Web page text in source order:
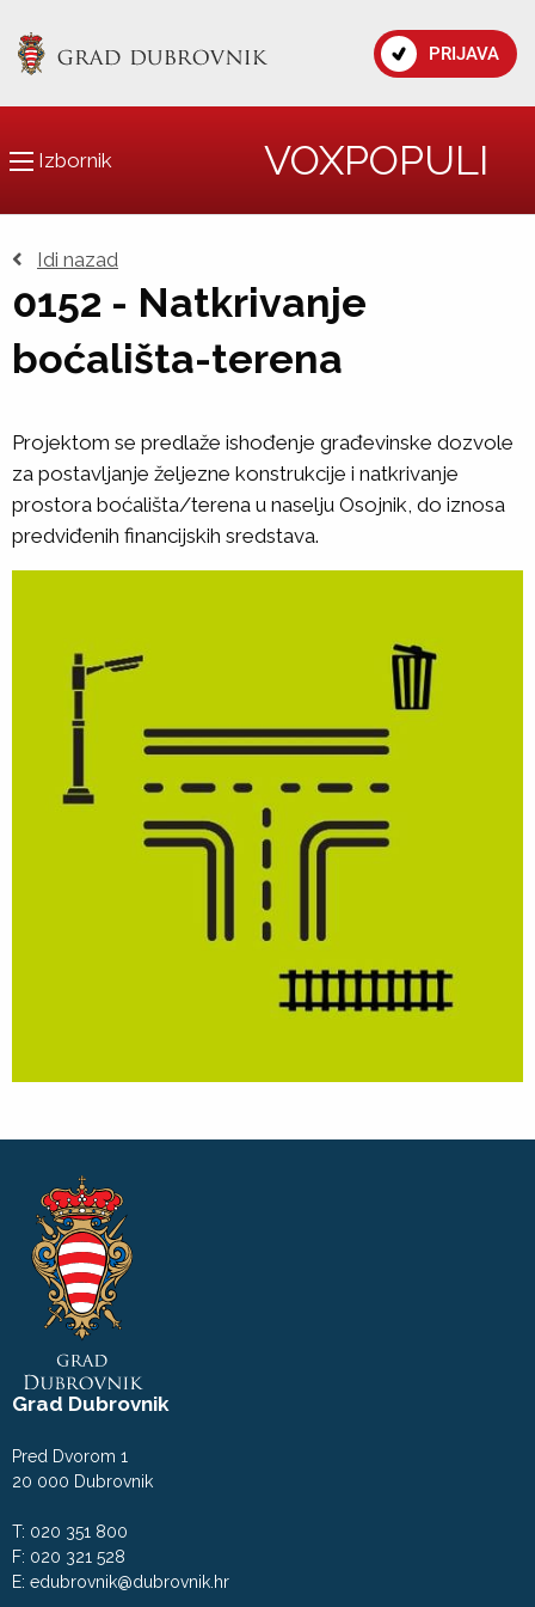
PRIJAVA
Izbornik VOXPOPULI
Idi nazad
0152 - Natkrivanje
boćališta-terena
Projektom se predlaže ishođenje građevinske dozvole
za postavljanje željezne konstrukcije i natkrivanje
prostora boćališta/terena u naselju Osojnik, do iznosa
predviđenih financijskih sredstava.
Grad Dubrovnik
Pred Dvorom 1
20 000 Dubrovnik
T: 020 351 800
F: 020 321 528
E: edubrovnik@dubrovnik.hr